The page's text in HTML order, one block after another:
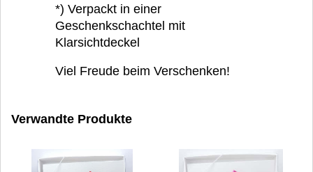
*) Verpackt in einer
Geschenkschachtel mit
Klarsichtdeckel
Viel Freude beim Verschenken!
Verwandte Produkte